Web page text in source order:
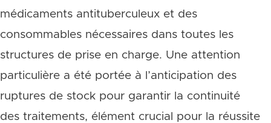
médicaments antituberculeux et des
consommables nécessaires dans toutes les
structures de prise en charge. Une attention
particulière a été portée à l’anticipation des
ruptures de stock pour garantir la continuité
des traitements, élément crucial pour la réussite